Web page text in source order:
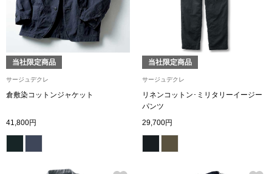
スニーカー
ブーツ
その他
当社限定商品
サージュデクレ
倉敷染コットンジャケット
41,800円
当社限定商品
サージュデクレ
リネンコットン･ミリタリーイージー
パンツ
29,700円